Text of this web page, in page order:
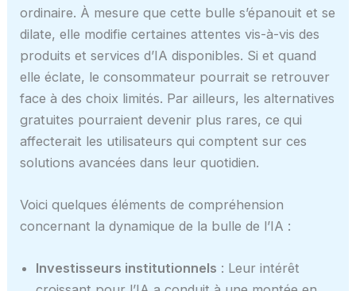
ordinaire. À mesure que cette bulle s’épanouit et se
dilate, elle modifie certaines attentes vis-à-vis des
produits et services d’IA disponibles. Si et quand
elle éclate, le consommateur pourrait se retrouver
face à des choix limités. Par ailleurs, les alternatives
gratuites pourraient devenir plus rares, ce qui
affecterait les utilisateurs qui comptent sur ces
solutions avancées dans leur quotidien.
Voici quelques éléments de compréhension
concernant la dynamique de la bulle de l’IA :
Investisseurs institutionnels : Leur intérêt